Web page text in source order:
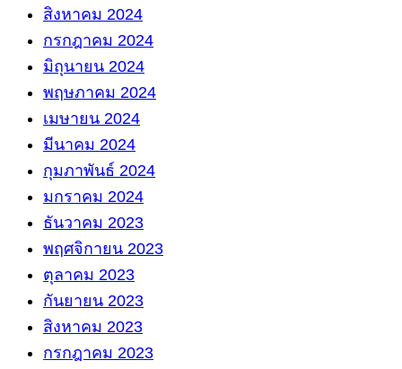
สิงหาคม 2024
กรกฎาคม 2024
มิถุนายน 2024
พฤษภาคม 2024
เมษายน 2024
มีนาคม 2024
กุมภาพันธ์ 2024
มกราคม 2024
ธันวาคม 2023
พฤศจิกายน 2023
ตุลาคม 2023
กันยายน 2023
สิงหาคม 2023
กรกฎาคม 2023